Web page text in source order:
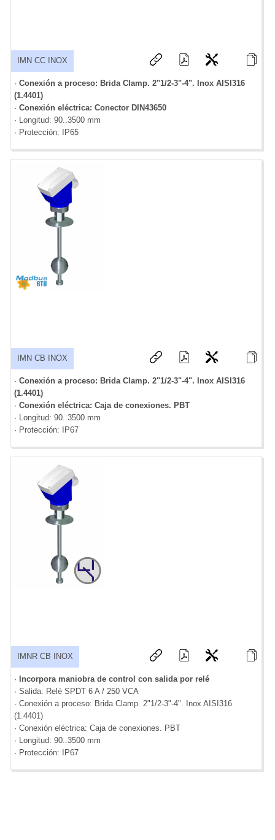
IMN CC INOX
· Conexión a proceso: Brida Clamp. 2"1/2-3"-4". Inox AISI316
(1.4401)
· Conexión eléctrica: Conector DIN43650
· Longitud: 90..3500 mm
· Protección: IP65
IMN CB INOX
· Conexión a proceso: Brida Clamp. 2"1/2-3"-4". Inox AISI316
(1.4401)
· Conexión eléctrica: Caja de conexiones. PBT
· Longitud: 90..3500 mm
· Protección: IP67
IMNR CB INOX
· Incorpora maniobra de control con salida por relé
· Salida: Relé SPDT 6 A / 250 VCA
· Conexión a proceso: Brida Clamp. 2"1/2-3"-4". Inox AISI316
(1.4401)
· Conexión eléctrica: Caja de conexiones. PBT
· Longitud: 90..3500 mm
· Protección: IP67